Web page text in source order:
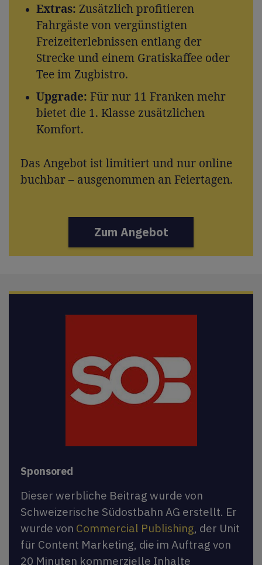
Extras: Zusätzlich profitieren
Fahrgäste von vergünstigten
Freizeiterlebnissen entlang der
Strecke und einem Gratiskaffee oder
Tee im Zugbistro.
Upgrade: Für nur 11 Franken mehr
bietet die 1. Klasse zusätzlichen
Komfort.
Das Angebot ist limitiert und nur online
buchbar – ausgenommen an Feiertagen.
Zum Angebot
Sponsored
Dieser werbliche Beitrag wurde von
Schweizerische Südostbahn AG erstellt. Er
wurde von Commercial Publishing, der Unit
für Content Marketing, die im Auftrag von
20 Minuten kommerzielle Inhalte